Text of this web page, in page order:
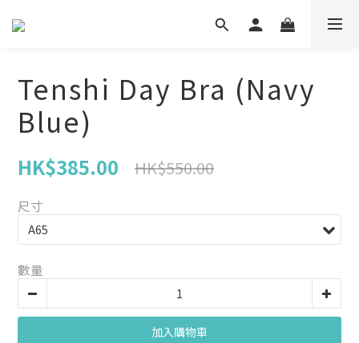
Tenshi Day Bra (Navy
Blue)
HK$385.00 HK$550.00
尺寸
數量
加入購物車